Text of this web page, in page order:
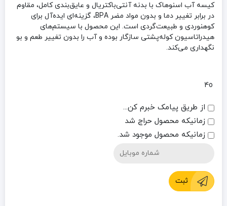
کیسه آب اسنوهاک با بدنه آنتی‌باکتریال و عایق‌بندی کامل، مقاوم
در برابر تغییر دما و بدون مواد مضر BPA، گزینه‌ای ایده‌آل برای
کوهنوردی و طبیعت‌گردی است. این محصول با سیستم‌های
هیدراتاسیون کوله‌پشتی سازگار بوده و آب را بدون تغییر طعم و بو
نگهداری می‌کند.
4o
از طریق پیامک خبرم کن...
زمانیکه محصول حراج شد
زمانیکه محصول موجود شد.
ثبت